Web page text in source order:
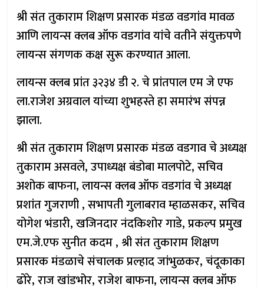
श्री संत तुकाराम शिक्षण प्रसारक मंडळ वडगांव मावळ
आणि लायन्स क्लब ऑफ वडगांव यांचे वतीने संयुक्तपणे
लायन्स संगणक कक्ष सुरू करण्यात आला.
लायन्स क्लब प्रांत ३२३४ डी २. चे प्रांतपाल एम जे एफ
ला.राजेश अग्रवाल यांच्या शुभहस्ते हा समारंभ संपन्न
झाला.
श्री संत तुकाराम शिक्षण प्रसारक मंडळ वडगाव चे अध्यक्ष
तुकाराम असवले, उपाध्यक्ष बंडोबा मालपोटे, सचिव
अशोक बाफना, लायन्स क्लब ऑफ वडगांव चे अध्यक्ष
प्रशांत गुजराणी , सभापती गुलाबराव म्हाळसकर, सचिव
योगेश भंडारी, खजिनदार नंदकिशोर गाडे, प्रकल्प प्रमुख
एम.जे.एफ सुनीत कदम , श्री संत तुकाराम शिक्षण
प्रसारक मंडळाचे संचालक प्रल्हाद जांभुळकर, चंदूकाका
ढोरे, राज खांडभोर, राजेश बाफना, लायन्स क्लब ऑफ